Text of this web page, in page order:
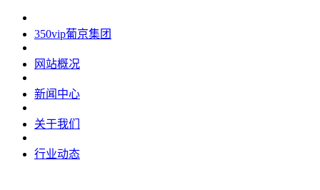
350vip葡京集团
网站概况
新闻中心
关于我们
行业动态